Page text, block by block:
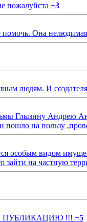
пожалуйста +3
Она
людям. И
Глызину Андрею
пошло на пользу
особым видом
зайти на частную
ПУБЛИКАЦИЮ !!! +5